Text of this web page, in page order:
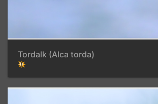
Tordalk (Alca torda)